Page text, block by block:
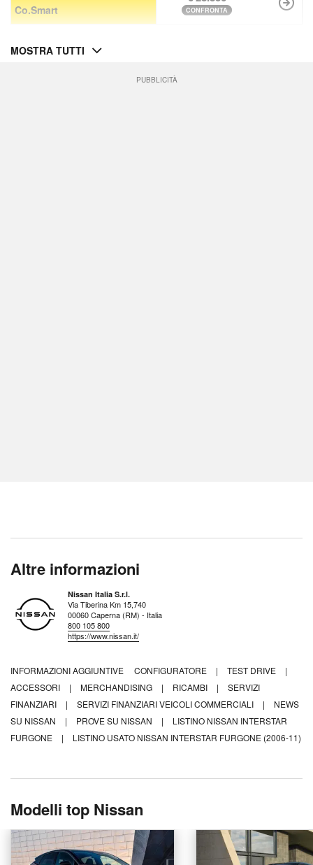
Co.Smart
CONFRONTA
MOSTRA TUTTI
PUBBLICITÀ
Altre informazioni
Nissan Italia S.r.l.
Via Tiberina Km 15,740
00060 Caperna (RM) - Italia
800 105 800
https://www.nissan.it/
INFORMAZIONI AGGIUNTIVE CONFIGURATORE | TEST DRIVE
|
ACCESSORI
| MERCHANDISING | RICAMBI |
SERVIZI
FINANZIARI
| SERVIZI FINANZIARI VEICOLI COMMERCIALI |
NEWS
SU NISSAN
| PROVE SU NISSAN |
LISTINO NISSAN INTERSTAR
FURGONE
| LISTINO USATO NISSAN INTERSTAR FURGONE (2006-11)
Modelli top Nissan